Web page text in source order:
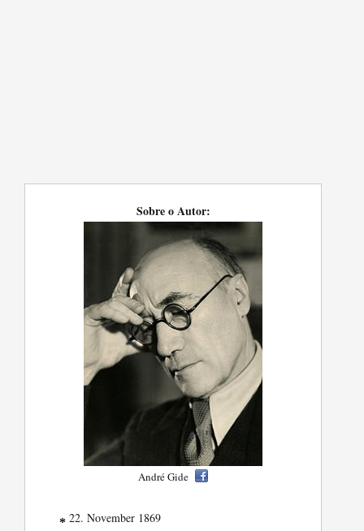
Sobre o Autor:
André Gide
* 22. November 1869